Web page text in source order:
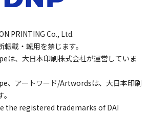
PRINTING Co., Ltd.
載・転用を禁じます。
は、大日本印刷株式会社が運営していま
、アートワード/Artwordsは、大日本印刷
the registered trademarks of DAI